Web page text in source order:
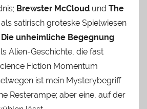
Brewster McCloud und The
als satirisch groteske Spielwiesen
Die unheimliche Begegnung
Alien-Geschichte, die fast
Fiction Momentum
ist mein Mysterybegriff
Resterampe; aber eine, auf der